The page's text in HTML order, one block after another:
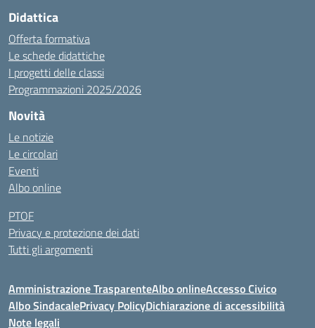
Didattica
Offerta formativa
Le schede didattiche
I progetti delle classi
Programmazioni 2025/2026
Novità
Le notizie
Le circolari
Eventi
Albo online
PTOF
Privacy e protezione dei dati
Tutti gli argomenti
Amministrazione TrasparenteAlbo onlineAccesso Civico
Albo SindacalePrivacy PolicyDichiarazione di accessibilità
Note legali